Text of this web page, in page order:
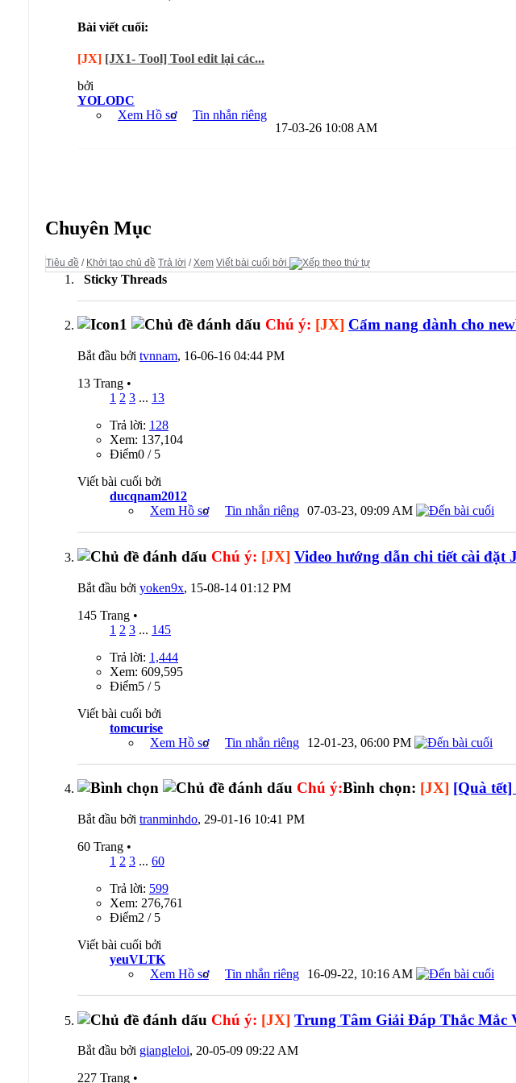
Bài viết cuối:
[JX] [JX1- Tool] Tool edit lại các...
bởi
YOLODC
Xem Hồ sơ
Tin nhắn riêng
17-03-26 10:08 AM
Chuyên Mục
Tiêu đề / Khởi tạo chủ đề Trả lời /Xem Viết bài cuối bởi
Sticky Threads
Chú ý: [JX] Cẩm nang dành cho
Bắt đầu bởi tvnnam, 16-06-16 04:44 PM
13 Trang •
1 2 3 ... 13
Trả lời: 128
Xem: 137,104
Ðiểm0 / 5
Viết bài cuối bởi
ducqnam2012
Xem Hồ sơ
Tin nhắn riêng 07-03-23, 09:09 AM
Chú ý: [JX] Video hướng dẫn chi tiết cài đặt
Bắt đầu bởi yoken9x, 15-08-14 01:12 PM
145 Trang •
1 2 3 ... 145
Trả lời: 1,444
Xem: 609,595
Ðiểm5 / 5
Viết bài cuối bởi
tomcurise
Xem Hồ sơ
Tin nhắn riêng 12-01-23, 06:00 PM
Chú ý:Bình chọn: [JX] [Quà tết]
Bắt đầu bởi tranminhdo, 29-01-16 10:41 PM
60 Trang •
1 2 3 ... 60
Trả lời: 599
Xem: 276,761
Ðiểm2 / 5
Viết bài cuối bởi
yeuVLTK
Xem Hồ sơ
Tin nhắn riêng 16-09-22, 10:16 AM
Chú ý: [JX] Trung Tâm Giải Đáp Thắc Mắc
Bắt đầu bởi giangleloi, 20-05-09 09:22 AM
227 Trang •